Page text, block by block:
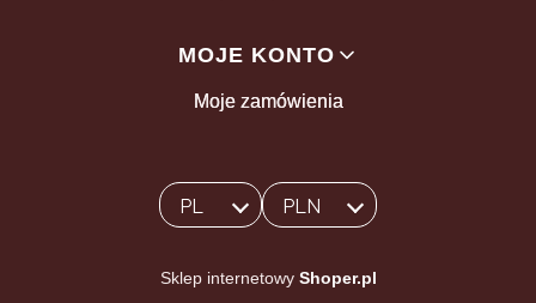
MOJE KONTO
Moje zamówienia
Wybrany język:
PL
polski Wybrana waluta:
PLN
Sklep internetowy Shoper.pl